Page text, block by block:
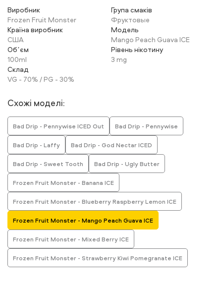
Виробник
Frozen Fruit Monster
Група смаків
Фруктовые
Країна виробник
США
Модель
Mango Peach Guava ICE
Обʼєм
100ml
Рівень нікотину
3 mg
Склад
VG - 70% / PG - 30%
Схожі моделі:
Bad Drip - Pennywise ICED Out Bad Drip - Pennywise
Bad Drip - Laffy Bad Drip - God Nectar ICED
Bad Drip - Sweet Tooth Bad Drip - Ugly Butter
Frozen Fruit Monster - Banana ICE
Frozen Fruit Monster - Blueberry Raspberry Lemon ICE
Frozen Fruit Monster - Mango Peach Guava ICE
Frozen Fruit Monster - Mixed Berry ICE
Frozen Fruit Monster - Strawberry Kiwi Pomegranate ICE